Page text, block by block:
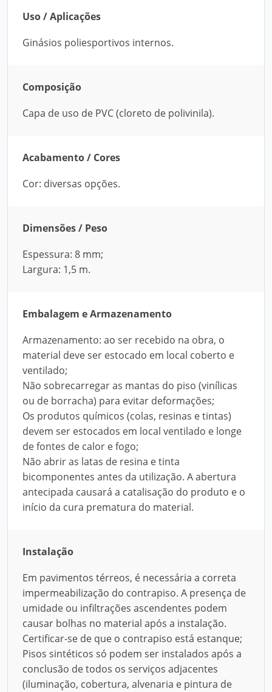
Uso / Aplicações
Ginásios poliesportivos internos.
Composição
Capa de uso de PVC (cloreto de polivinila).
Acabamento / Cores
Cor: diversas opções.
Dimensões / Peso
Espessura: 8 mm;
Largura: 1,5 m.
Embalagem e Armazenamento
Armazenamento: ao ser recebido na obra, o
material deve ser estocado em local coberto e
ventilado;
Não sobrecarregar as mantas do piso (vinílicas
ou de borracha) para evitar deformações;
Os produtos químicos (colas, resinas e tintas)
devem ser estocados em local ventilado e longe
de fontes de calor e fogo;
Não abrir as latas de resina e tinta
bicomponentes antes da utilização. A abertura
antecipada causará a catalisação do produto e o
início da cura prematura do material.
Instalação
Em pavimentos térreos, é necessária a correta
impermeabilização do contrapiso. A presença de
umidade ou infiltrações ascendentes podem
causar bolhas no material após a instalação.
Certificar-se de que o contrapiso está estanque;
Pisos sintéticos só podem ser instalados após a
conclusão de todos os serviços adjacentes
(iluminação, cobertura, alvenaria e pintura de